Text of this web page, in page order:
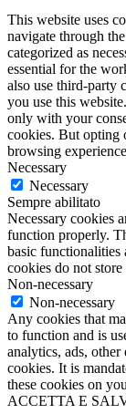
This website uses
navigate through
categorized as
essential for the
also use third-party
you use this
only with your
cookies. But opting
browsing
Necessary
Necessary
Sempre abilitato
Necessary cookies
function properly.
basic functionalities
cookies do not
Non-necessary
Non-necessary
Any cookies that
to function and is
analytics, ads, other
cookies. It is
these cookies on
ACCETTA E